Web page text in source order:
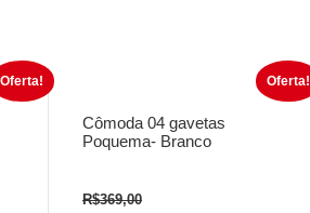
Oferta! Oferta!
Cômoda 04 gavetas
Poquema- Branco
R$369,00